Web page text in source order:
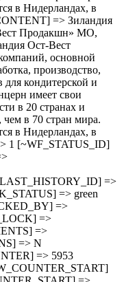
в Нидерландах, в
=> Зиландия
Продакшн» МО,
Ост-Вест
основной
производство,
кондитерской и
имеет свои
в 20 странах и
в 70 стран мира.
в Нидерландах, в
1 [~WF_STATUS_ID]
=>
=> green
=>
=>
=>
=> N
=> 5953